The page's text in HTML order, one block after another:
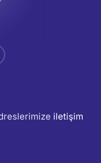
iletişim